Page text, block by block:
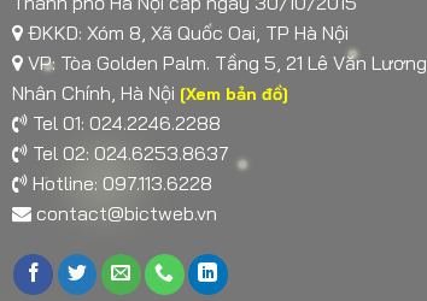
ĐKKD: Xóm 8, Xã Quốc Oai, TP Hà Nội
VP: Tòa Golden Palm. Tầng 5, 21 Lê Văn Lương,
Nhân Chính, Hà Nội [Xem bản đồ]
Tel 01: 024.2246.2288
Tel 02: 024.6253.8637
Hotline: 097.113.6228
contact@bictweb.vn